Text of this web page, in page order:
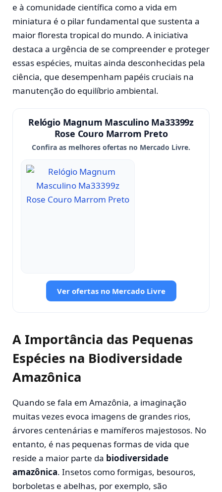
e à comunidade científica como a vida em
miniatura é o pilar fundamental que sustenta a
maior floresta tropical do mundo. A iniciativa
destaca a urgência de se compreender e proteger
essas espécies, muitas ainda desconhecidas pela
ciência, que desempenham papéis cruciais na
manutenção do equilíbrio ambiental.
Relógio Magnum Masculino Ma33399z
Rose Couro Marrom Preto
Confira as melhores ofertas no Mercado Livre.
Ver ofertas no Mercado Livre
A Importância das Pequenas
Espécies na Biodiversidade
Amazônica
Quando se fala em Amazônia, a imaginação
muitas vezes evoca imagens de grandes rios,
árvores centenárias e mamíferos majestosos. No
entanto, é nas pequenas formas de vida que
reside a maior parte da biodiversidade
amazônica. Insetos como formigas, besouros,
borboletas e abelhas, por exemplo, são